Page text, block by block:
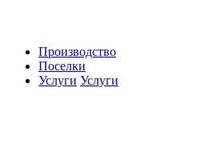
Производство
Поселки
Услуги Услуги